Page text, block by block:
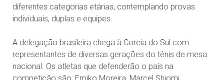
diferentes categorias etárias, contemplando provas
individuais, duplas e equipes.
A delegação brasileira chega à Coreia do Sul com
representantes de diversas gerações do tênis de mesa
nacional. Os atletas que defenderão o país na
competição são: Emiko Moreira, Marcel Shiomi,